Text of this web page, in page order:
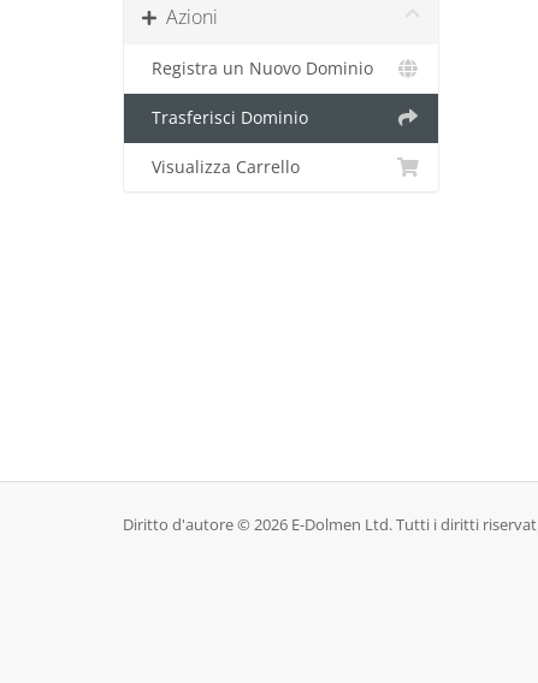
Azioni
Registra un Nuovo Dominio
Trasferisci Dominio
Visualizza Carrello
Diritto d'autore © 2026 E-Dolmen Ltd. Tutti i diritti